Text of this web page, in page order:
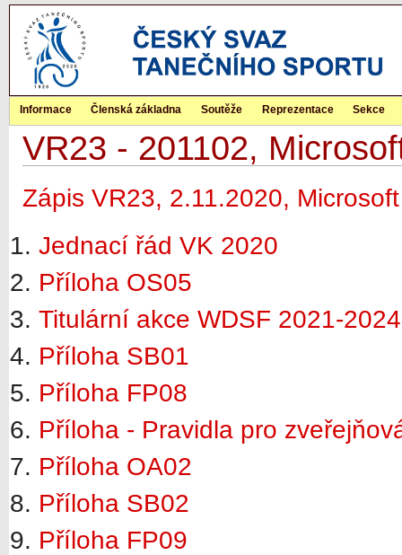
Informace Členská základna Soutěže Reprezentace Sekce
VR23 - 201102,
Zápis VR23, 2.11.2020,
Jednací řád VK 2020
Příloha OS05
Titulární akce WDSF 2021-2024
Příloha SB01
Příloha FP08
Příloha - Pravidla pro
Příloha OA02
Příloha SB02
Příloha FP09